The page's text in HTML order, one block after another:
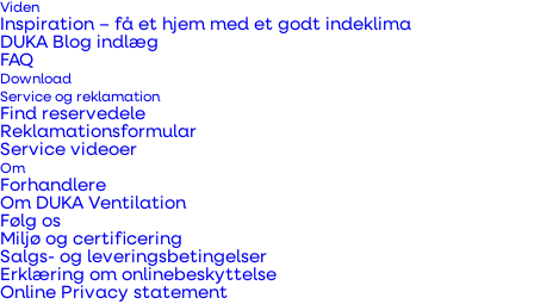
Viden
Inspiration – få et hjem med et godt indeklima
DUKA Blog indlæg
FAQ
Download
Service og reklamation
Find reservedele
Reklamationsformular
Service videoer
Om
Forhandlere
Om DUKA Ventilation
Følg os
Miljø og certificering
Salgs- og leveringsbetingelser
Erklæring om onlinebeskyttelse
Online Privacy statement